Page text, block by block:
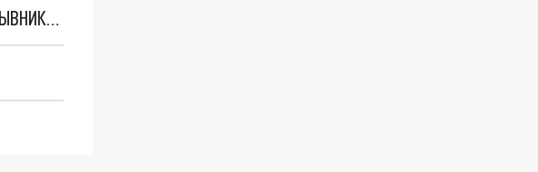
МО ПРЕДЛОЖИЛО УСОВЕРШЕНСТВОВАТЬ ТРЕБОВАНИЯ К СОСТОЯНИЮ ЗДОРОВЬЯ ПРИЗЫВНИКОВ